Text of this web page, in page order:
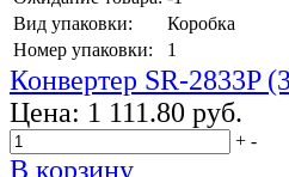
Вид упаковки:
Коробка
Номер упаковки:
1
Конвертер SR-2833P
Цена: 1 111.80 руб.
+ -
В корзину